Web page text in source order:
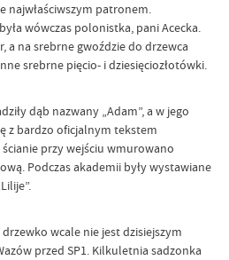
najwłaściwszym patronem.
wówczas polonistka, pani Acecka.
a na srebrne gwoździe do drzewca
srebrne pięcio- i dziesięciozłotówki.
dąb nazwany „Adam”, a w jego
z bardzo oficjalnym tekstem
przy wejściu wmurowano
Podczas akademii były wystawiane
wcale nie jest dzisiejszym
przed SP1. Kilkuletnia sadzonka